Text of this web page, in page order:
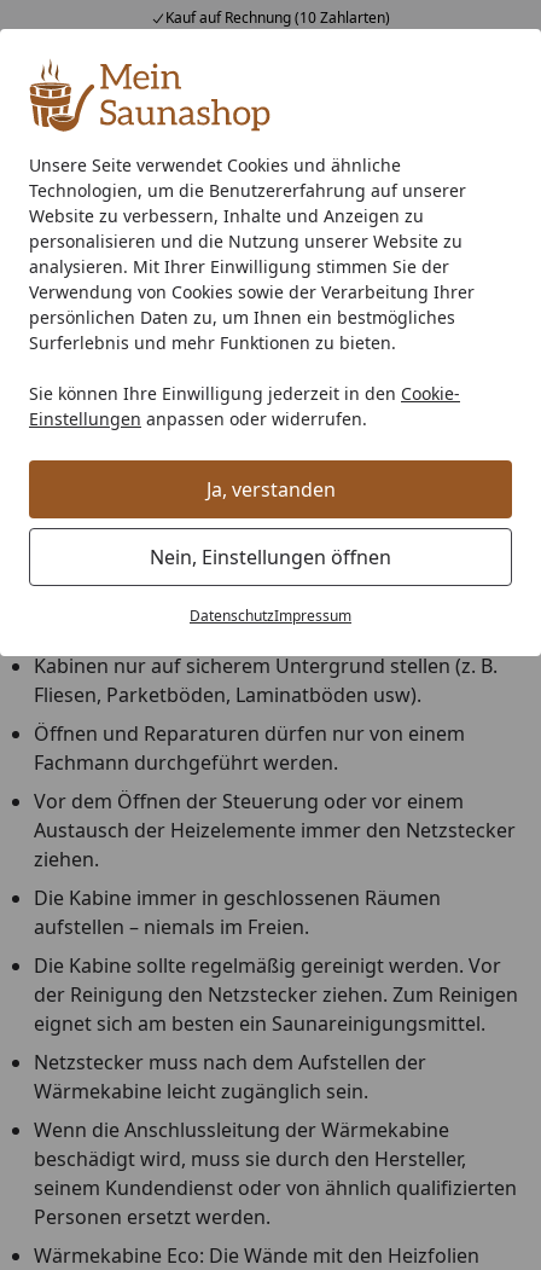
Unsere Seite verwendet Cookies und ähnliche
Technologien, um die Benutzererfahrung auf unserer
Website zu verbessern, Inhalte und Anzeigen zu
personalisieren und die Nutzung unserer Website zu
analysieren. Mit Ihrer Einwilligung stimmen Sie der
Verwendung von Cookies sowie der Verarbeitung Ihrer
persönlichen Daten zu, um Ihnen ein bestmögliches
Surferlebnis und mehr Funktionen zu bieten.
Sie können Ihre Einwilligung jederzeit in den Cookie-
Einstellungen anpassen oder widerrufen.
Ja, verstanden
Nein, Einstellungen öffnen
DatenschutzImpressum
Kauf auf Rechnung (10 Zahlarten)
Alle Produkte
Mein Konto
Suchen
Startseite
Wärmekabinen Sicherheitshinweis
Sicherheitshinweise für Karibu
Flächenwärmekabinen und
Infrarotkabinen
Bitte beachten Sie folgende Hinweise
Schwimmbecken ist ein Abstand von 2 m einzuhalten.
Kabine ist nicht geeignet für öffentliche Standorte, die
frei zugänglich sind und ohne regelmäßiger Aufsicht
Kabinen nur auf sicherem Untergrund stellen (z. B.
Fliesen, Parketböden, Laminatböden usw).
Öffnen und Reparaturen dürfen nur von einem
Fachmann durchgeführt werden.
Vor dem Öffnen der Steuerung oder vor einem
Austausch der Heizelemente immer den Netzstecker
ziehen.
Die Kabine immer in geschlossenen Räumen
aufstellen – niemals im Freien.
Die Kabine sollte regelmäßig gereinigt werden. Vor
der Reinigung den Netzstecker ziehen. Zum Reinigen
eignet sich am besten ein Saunareinigungsmittel.
Netzstecker muss nach dem Aufstellen der
Wärmekabine leicht zugänglich sein.
Wenn die Anschlussleitung der Wärmekabine
beschädigt wird, muss sie durch den Hersteller,
seinem Kundendienst oder von ähnlich qualifizierten
Personen ersetzt werden.
Wärmekabine Eco: Die Wände mit den Heizfolien